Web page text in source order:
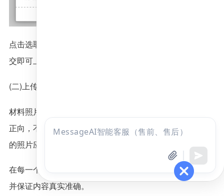
点击选取文件，即可进入图片选择界面，选择完成点击提
交即可上传。
(二)上传的图片要求
材料照片需保证信息真实、准确、完整、有效。画面保持
正向，不得翻转旋转。文件应使用jpg/jpeg/png格式，上传
的照片应确保图像清晰，单个照片文件大小不超过200k。
在每一个图片上传界面都有上述提示，请考生认真阅读，
并保证内容真实准确。
点击
全部考试 免费试听